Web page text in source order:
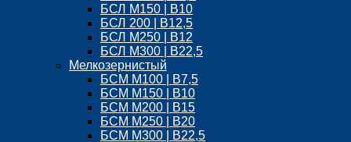
БСЛ M150 | B10
БСЛ 200 | B12,5
БСЛ М250 | B12
БСЛ M300 | B22,5
Мелкозернистый
БСМ М100 | B7,5
БСМ M150 | B10
БСМ М200 | B15
БСМ М250 | B20
БСМ M300 | B22,5